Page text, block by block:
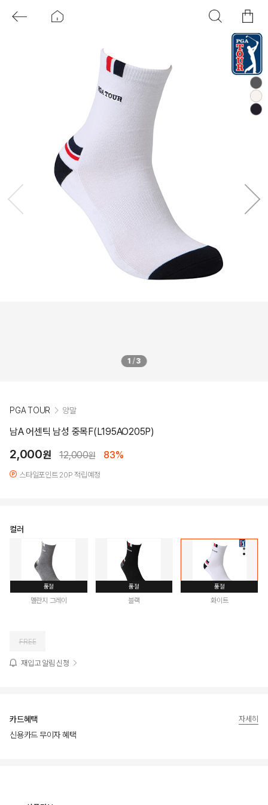
1 /3
PGA TOUR 양말
남A 어센틱 남성 중목F(L195AO205P)
2,000원 12,000원 83%
스타일포인트 20P 적립예정
컬러
품절
멜란지 그레이
품절
블랙
품절
화이트
FREE
재입고 알림 신청
카드혜택
신용카드 무이자 혜택
자세히